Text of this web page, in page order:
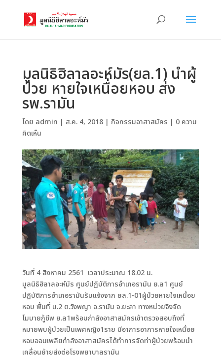
มูลนิธิฮิลาลอะห์มัร(ยล.1) นำผู้
ป่วย หายใจเหนื่อยหอบ ส่ง
รพ.รามัน
โดย admin | ส.ค. 4, 2018| กิจกรรมอาสาสมัคร | 0 ความ
คิดเห็น
วันที่ 4 สิงหาคม 2561 เวลาประมาณ 18.02 น.
มูลนิธิฮิลาลอะห์มัร ศูนย์ปฏิบัติการอำเภอรามัน ย.ล1 ศูนย์
ปฏิบัติการอำเภอรามันรับเเจ้งจาก ยล.1-01ผู้ป่วยหายใจเหนื่อย
หอบ พื้นที่ ม.2 ต.วังพญา อ.รามัน จ.ยะลา ทางหน่วยจึงจัด
โมบายกู้ชีพ ย.ล1พร้อมกำลังอาสาสมัครเข้าตรวจสอบถึงที่
หมายพบผู้ป่วยเป็นเพศหญิง1ราย มีอาการอาการหายใจเหนื่อย
หอบออนเพลียกำลังอาสาสมัครได้ทำการจัดท่าผู้ป่วยพร้อมนำ
เคลื่อนย้ายส่งต่อโรงพยาบาลรามัน